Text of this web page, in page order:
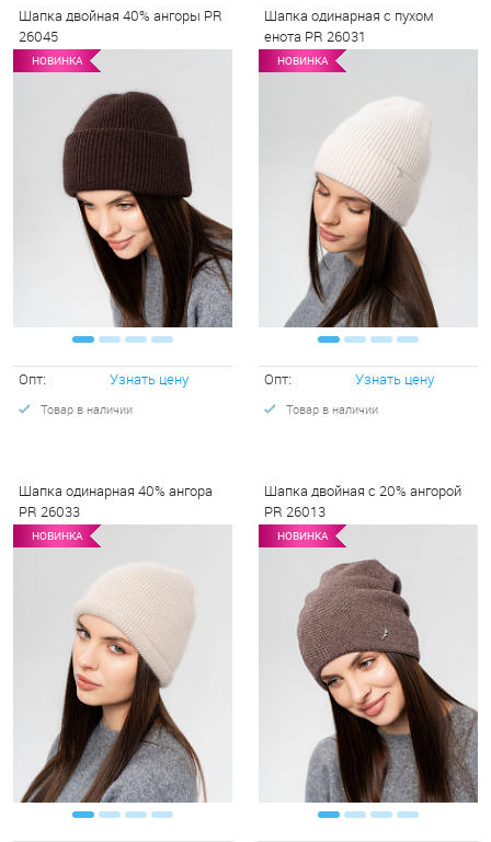
Шапка двойная 40% ангоры PR
26045
НОВИНКА НОВИНКА
Опт: Узнать цену
Товар в наличии
Шапка одинарная с пухом
енота PR 26031
НОВИНКА НОВИНКА
Опт: Узнать цену
Товар в наличии
Шапка одинарная 40% ангора
PR 26033
НОВИНКА НОВИНКА
Шапка двойная с 20% ангорой
PR 26013
НОВИНКА НОВИНКА